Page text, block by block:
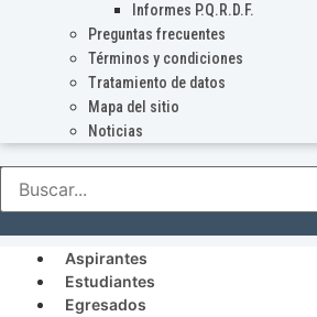
Informes P.Q.R.D.F.
Preguntas frecuentes
Términos y condiciones
Tratamiento de datos
Mapa del sitio
Noticias
Aspirantes
Estudiantes
Egresados